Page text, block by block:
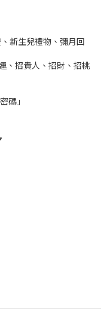
新生兒禮物、彌月回
、招貴人、招財、招桃
碼」